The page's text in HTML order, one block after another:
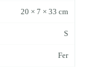
20 × 7 × 33 cm
S
Fer